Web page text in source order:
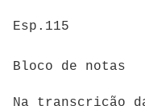
Esp.115
Bloco de notas
Na transcrição